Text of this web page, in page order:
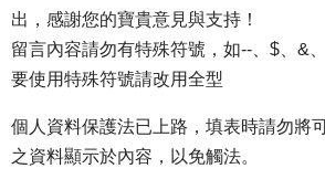
出，感謝您的寶貴意見與支持！
留言內容請勿有特殊符號，如--、$、&
要使用特殊符號請改用全型
個人資料保護法已上路，填表時請勿將
之資料顯示於內容，以免觸法。